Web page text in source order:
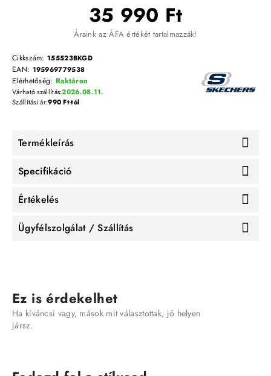
35 990 Ft
Áraink az ÁFA értékét tartalmazzák!
Cikkszám: 155523BKGD
EAN: 195969779538
Elérhetőség: Raktáron
Várható szállítás:2026.08.11.
Szállítási ár:990 Ft-tól
Termékleírás
Specifikáció
Értékelés
Ügyfélszolgálat / Szállítás
Ez is érdekelhet
Ha kíváncsi vagy, mások mit választottak, jó helyen
jársz.